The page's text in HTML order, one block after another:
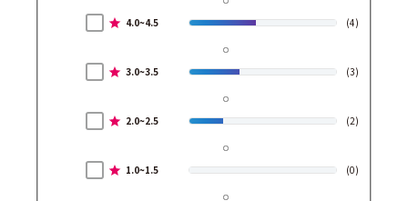
4.0~4.5 (4)
3.0~3.5 (3)
2.0~2.5 (2)
1.0~1.5 (0)